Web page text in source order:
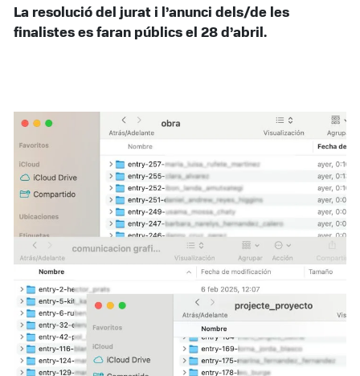
La resolució del jurat i l’anunci dels/de les
finalistes es faran públics el 28 d’abril.